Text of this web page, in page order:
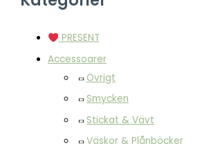
PRESENT
Accessoarer
Övrigt
Smycken
Stickat & Vävt
Väskor & Plånböcker